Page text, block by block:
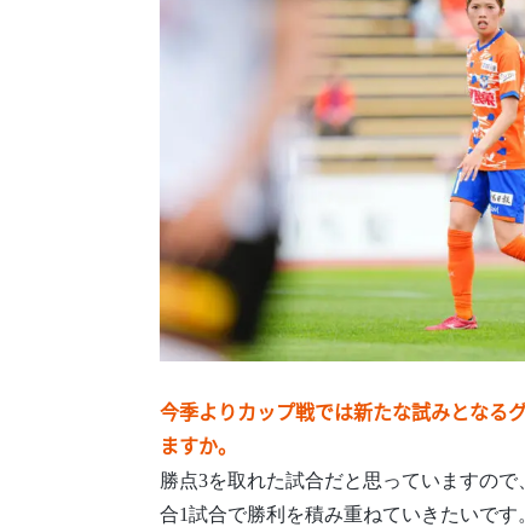
今季よりカップ戦では新たな試みとなる
ますか。
勝点3を取れた試合だと思っていますの
合1試合で勝利を積み重ねていきたいです